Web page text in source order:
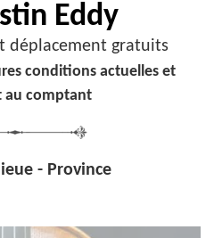
Eddy
déplacement gratuits
conditions actuelles et
au comptant
- Province